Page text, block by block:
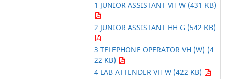
1 JUNIOR ASSISTANT VH W (431 KB)
2 JUNIOR ASSISTANT HH G (542 KB)
3 TELEPHONE OPERATOR VH (W) (4
22 KB)
4 LAB ATTENDER VH W (422 KB)